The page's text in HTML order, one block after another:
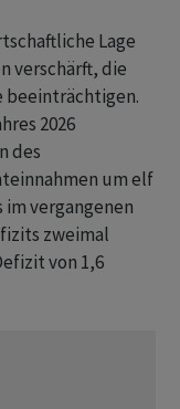
Lage
verschärft, die
beeinträchtigen.
2026
des
um elf
vergangenen
zweimal
von 1,6